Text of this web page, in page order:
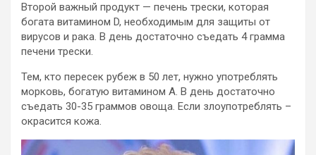
Второй важный продукт — печень трески, которая
богата витамином D, необходимым для защиты от
вирусов и рака. В день достаточно съедать 4 грамма
печени трески.
Тем, кто пересек рубеж в 50 лет, нужно употреблять
морковь, богатую витамином A. В день достаточно
съедать 30-35 граммов овоща. Если злоупотреблять –
окрасится кожа.